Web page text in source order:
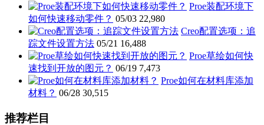
Proe装配环境下
如何快速移动零件？ 05/03 22,980
Creo配置选项：追
踪文件设置方法 05/21 16,488
Proe草绘如何快
速找到开放的图元？ 06/19 7,473
Proe如何在材料库添加
材料？ 06/28 30,515
推荐栏目